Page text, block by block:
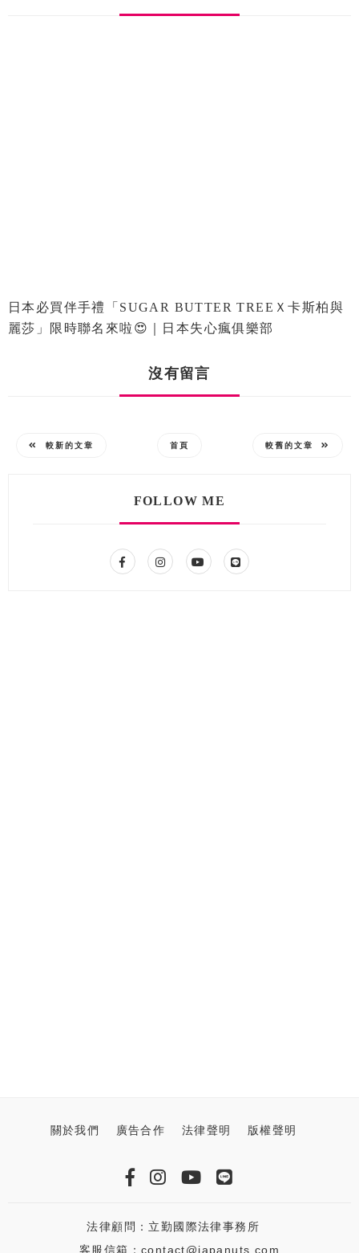
日本必買伴手禮「SUGAR BUTTER TREEＸ卡斯柏與
麗莎」限時聯名來啦😍｜日本失心瘋俱樂部
沒有留言
較新的文章 首頁 較舊的文章
FOLLOW ME
關於我們 廣告合作 法律聲明 版權聲明
法律顧問：立勤國際法律事務所
客服信箱：contact@japanuts.com